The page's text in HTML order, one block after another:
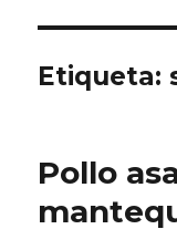
Etiqueta:
Pollo